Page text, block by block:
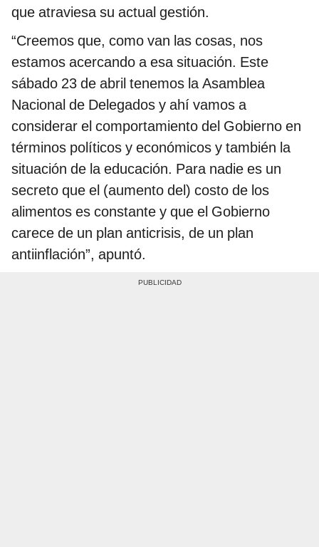
que atraviesa su actual gestión.
“Creemos que, como van las cosas, nos
estamos acercando a esa situación. Este
sábado 23 de abril tenemos la Asamblea
Nacional de Delegados y ahí vamos a
considerar el comportamiento del Gobierno en
términos políticos y económicos y también la
situación de la educación. Para nadie es un
secreto que el (aumento del) costo de los
alimentos es constante y que el Gobierno
carece de un plan anticrisis, de un plan
antiinflación”, apuntó.